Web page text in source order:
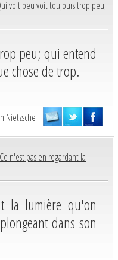
voit peu voit toujours trop peu;
peu; qui entend
chose de trop.
Nietzsche
Ce n'est pas en regardant la
la lumière qu'on
dans son